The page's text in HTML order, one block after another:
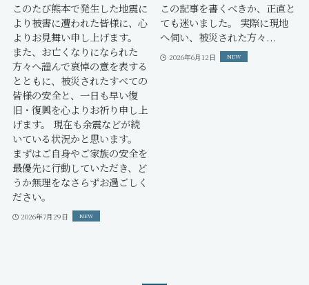
このたび熊本で発生した地震に
より被害に遭われた皆様に、心
よりお見舞い申し上げます。
また、お亡くなりになられた
方々へ謹んで哀悼の意を表する
とともに、被災されたすべての
皆様の安全と、一日も早い復
旧・復興を心よりお祈り申し上
げます。 現在も余震などが続
いている状況かと思います。
まずはご自身やご家族の安全を
最優先に行動していただき、ど
うか無理をなさらずお過ごしく
ださい。
2026年7月29日
この記事を書くべきか、正直と
ても迷いました。 実際に現地
へ伺い、被災された方々...
2026年6月12日